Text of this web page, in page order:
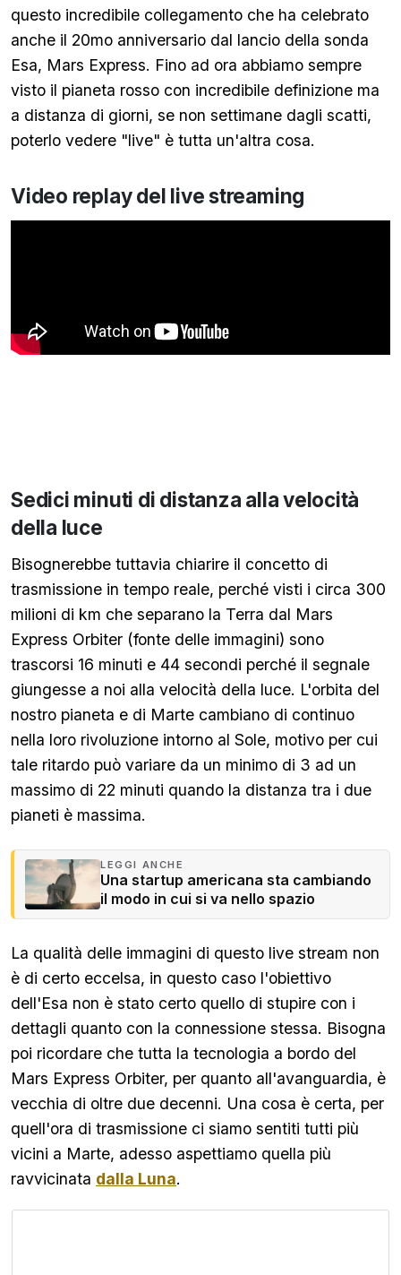
questo incredibile collegamento che ha celebrato
anche il 20mo anniversario dal lancio della sonda
Esa, Mars Express. Fino ad ora abbiamo sempre
visto il pianeta rosso con incredibile definizione ma
a distanza di giorni, se non settimane dagli scatti,
poterlo vedere "live" è tutta un'altra cosa.
Video replay del live streaming
Sedici minuti di distanza alla velocità
della luce
Bisognerebbe tuttavia chiarire il concetto di
trasmissione in tempo reale, perché visti i circa 300
milioni di km che separano la Terra dal Mars
Express Orbiter (fonte delle immagini) sono
trascorsi 16 minuti e 44 secondi perché il segnale
giungesse a noi alla velocità della luce. L'orbita del
nostro pianeta e di Marte cambiano di continuo
nella loro rivoluzione intorno al Sole, motivo per cui
tale ritardo può variare da un minimo di 3 ad un
massimo di 22 minuti quando la distanza tra i due
pianeti è massima.
LEGGI ANCHE
Una startup americana sta cambiando
il modo in cui si va nello spazio
La qualità delle immagini di questo live stream non
è di certo eccelsa, in questo caso l'obiettivo
dell'Esa non è stato certo quello di stupire con i
dettagli quanto con la connessione stessa. Bisogna
poi ricordare che tutta la tecnologia a bordo del
Mars Express Orbiter, per quanto all'avanguardia, è
vecchia di oltre due decenni. Una cosa è certa, per
quell'ora di trasmissione ci siamo sentiti tutti più
vicini a Marte, adesso aspettiamo quella più
ravvicinata dalla Luna.